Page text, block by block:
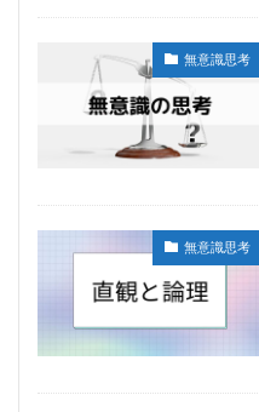
無意識思考
無意識思考